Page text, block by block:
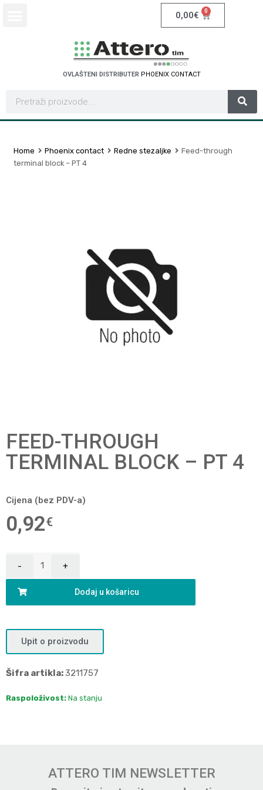
0,00€ 0
OVLAŠTENI DISTRIBUTER PHOENIX CONTACT
Home Phoenix contact Redne stezaljke
Feed-through
terminal block – PT 4
FEED-THROUGH
TERMINAL BLOCK – PT 4
Cijena (bez PDV-a)
0,92€
Dodaj u košaricu
Upit o proizvodu
Šifra artikla:3211757
Raspoloživost: Na stanju
ATTERO TIM NEWSLETTER